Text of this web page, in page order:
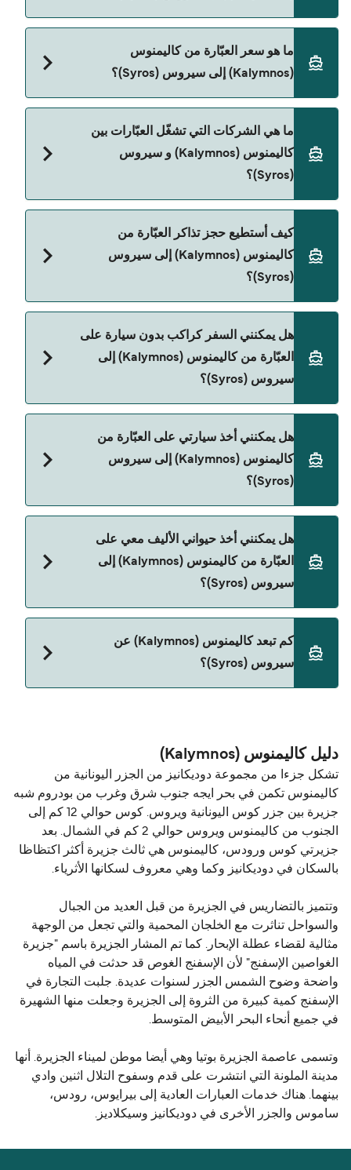
سيروس (Syros) تقريباً 6 ساعات 35 دقائق. مدة الإبحار
ممكن تختلف حسب الموسم والشركة، لذلك ننصحك
بمراجعة الأوقات المباشرة باستخدام Direct Ferries
ما هو سعر العبّارة من كاليمنوس
(Kalymnos) إلى سيروس (Syros)؟
(Syros) يختلف حسب الموسم. متوسط سعر الرحلة هو
276٫98 ر.ق.‏SAR. السعر لا يشمل رسوم الحجز.
ما هي الشركات التي تشغّل العبّارات بين
كاليمنوس (Kalymnos) و سيروس
(Syros)؟
كيف أستطيع حجز تذاكر العبّارة من
كاليمنوس (Kalymnos) إلى سيروس
(Syros)؟
صفحة العروض لمعرفة أحدث التخفيضات.
هل يمكنني السفر كراكب بدون سيارة على
العبّارة من كاليمنوس (Kalymnos) إلى
سيروس (Syros)؟
نعم، يمكنك السفر كراكب بدون سيارة من كاليمنوس
Blue Star Ferries
هل يمكنني أخذ سيارتي على العبّارة من
كاليمنوس (Kalymnos) إلى سيروس
(Syros)؟
نعم، يمكنك السفر مع سيارتك على العبّارة من كاليمنوس
Blue Star Ferries
هل يمكنني أخذ حيواني الأليف معي على
العبّارة من كاليمنوس (Kalymnos) إلى
سيروس (Syros)؟
إلى جواز سفر للحيوان. يرجى مراجعة تعليمات شركات
العبّارات بخصوص الحيوانات. حالياً يمكنك أخذ حيواناتك
الأليفة على العبّارة مع:
كم تبعد كاليمنوس (Kalymnos) عن
سيروس (Syros)؟
دليل كاليمنوس (Kalymnos)
تشكل جزءا من مجموعة دوديكانيز من الجزر اليونانية من
كاليمنوس تكمن في بحر ايجه جنوب شرق وغرب من بودروم شبه
جزيرة بين جزر كوس اليونانية ويروس. كوس حوالي 12 كم إلى
الجنوب من كاليمنوس ويروس حوالي 2 كم في الشمال. بعد
جزيرتي كوس ورودس، كاليمنوس هي ثالث جزيرة أكثر اكتظاظا
بالسكان في دوديكانيز وكما وهي معروف لسكانها الأثرياء.
وتتميز بالتضاريس في الجزيرة من قبل العديد من الجبال
والسواحل تناثرت مع الخلجان المحمية والتي تجعل من الوجهة
مثالية لقضاء عطلة الإبحار. كما تم المشار الجزيرة باسم "جزيرة
الغواصين الإسفنج" لأن الإسفنج الغوص قد حدثت في المياه
واضحة وضوح الشمس الجزر لسنوات عديدة. جلبت التجارة في
الإسفنج كمية كبيرة من الثروة إلى الجزيرة وجعلت منها الشهيرة
في جميع أنحاء البحر الأبيض المتوسط.
وتسمى عاصمة الجزيرة بوتيا وهي أيضا موطن لميناء الجزيرة. أنها
مدينة الملونة التي انتشرت على قدم وسفوح التلال اثنين وادي
بينهما. هناك خدمات العبارات العادية إلى بيرايوس، رودس،
ساموس والجزر الأخرى في دوديكانيز وسيكلاديز.